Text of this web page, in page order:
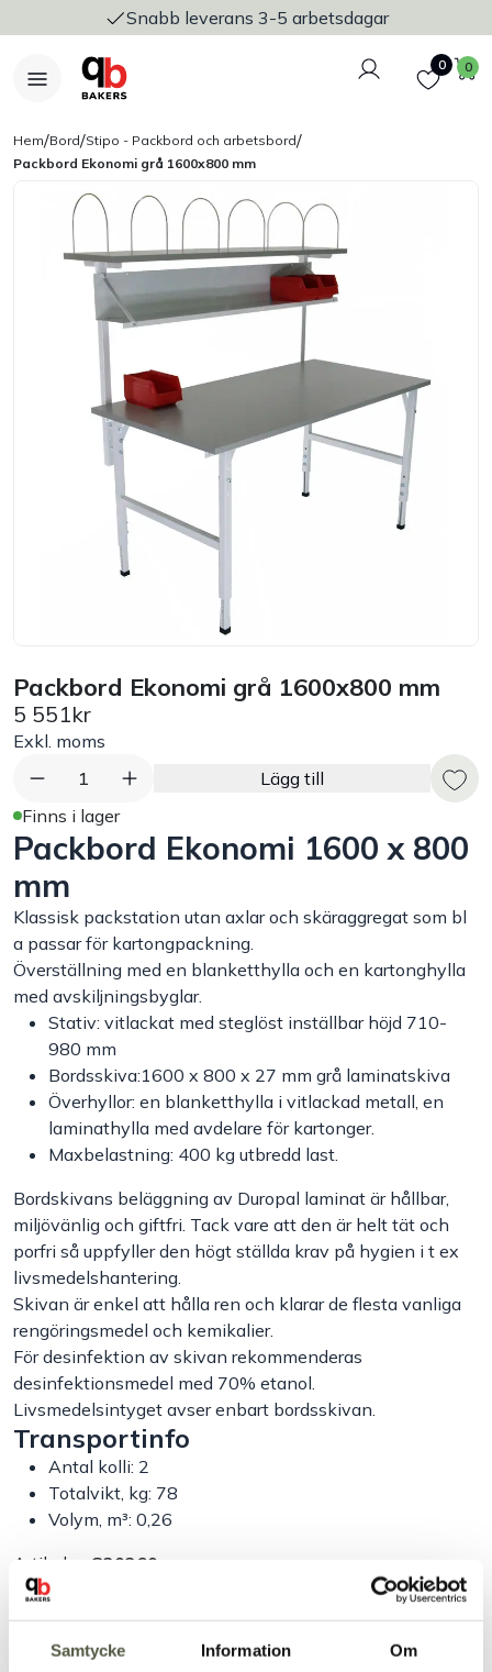
Samtycke Information Om
Snabb leverans 3-5 arbetsdagar
Logga in
Favoriter
0 0
Nyheter
Bakers Pureline
Bageriplåtar & bakformar
Stickvagnar & transport
Utensilier
Exponering & servering
Städutrustning
Arbetskläder
Plåtbyte
Monin
Handla efter bransch
Varumärken
Outlet
Om Bakers
Kundtjänst
Kontakt
Hem/Bord/Stipo - Packbord och arbetsbord/
Packbord Ekonomi grå 1600x800 mm
Packbord Ekonomi grå 1600x800 mm
5 551kr
Exkl. moms
1
Lägg till
Finns i lager
Packbord Ekonomi 1600 x 800
mm
Klassisk packstation utan axlar och skäraggregat som bl
a passar för kartongpackning.
Överställning med en blanketthylla och en kartonghylla
med avskiljningsbyglar.
Stativ: vitlackat med steglöst inställbar höjd 710-
980 mm
Bordsskiva:1600 x 800 x 27 mm grå laminatskiva
Överhyllor: en blanketthylla i vitlackad metall, en
laminathylla med avdelare för kartonger.
Maxbelastning: 400 kg utbredd last.
Bordskivans beläggning av Duropal laminat är hållbar,
miljövänlig och giftfri. Tack vare att den är helt tät och
porfri så uppfyller den högt ställda krav på hygien i t ex
livsmedelshantering.
Skivan är enkel att hålla ren och klarar de flesta vanliga
rengöringsmedel och kemikalier.
För desinfektion av skivan rekommenderas
desinfektionsmedel med 70% etanol.
Livsmedelsintyget avser enbart bordsskivan.
Transportinfo
Antal kolli: 2
Totalvikt, kg: 78
Volym, m³: 0,26
Artikelnr: S20260
Säkra betalningar
Leverans 1–3 dagar